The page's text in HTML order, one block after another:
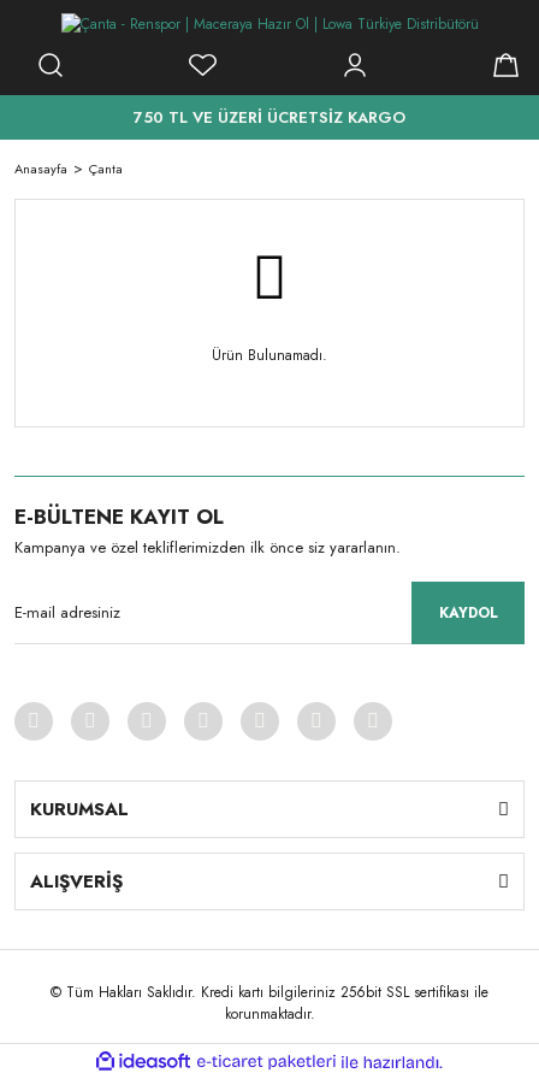
750 TL VE ÜZERİ ÜCRETSİZ KARGO
Anasayfa Çanta
Ürün Bulunamadı.
E-BÜLTENE KAYIT OL
Kampanya ve özel tekliflerimizden ilk önce siz yararlanın.
KAYDOL
KURUMSAL
ALIŞVERİŞ
© Tüm Hakları Saklıdır. Kredi kartı bilgileriniz 256bit SSL sertifikası ile
korunmaktadır.
ideasoft
e-